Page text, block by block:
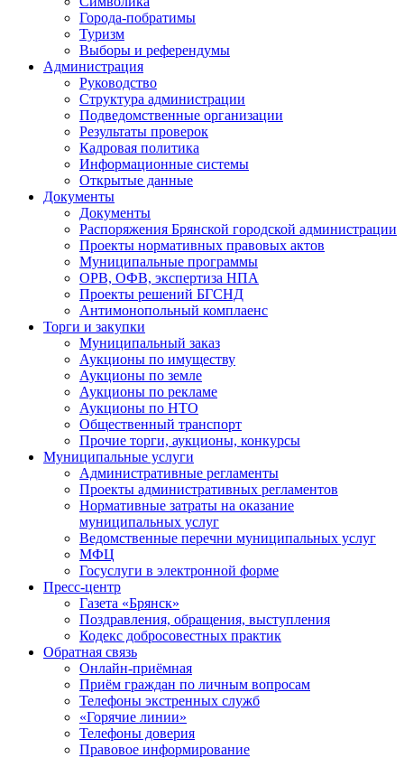
Города-побратимы
Туризм
Выборы и референдумы
Администрация
Руководство
Структура администрации
Подведомственные организации
Результаты проверок
Кадровая политика
Информационные системы
Открытые данные
Документы
Документы
Распоряжения Брянской городской администрации
Проекты нормативных правовых актов
Муниципальные программы
ОРВ, ОФВ, экспертиза НПА
Проекты решений БГСНД
Антимонопольный комплаенс
Торги и закупки
Муниципальный заказ
Аукционы по имуществу
Аукционы по земле
Аукционы по рекламе
Аукционы по НТО
Общественный транспорт
Прочие торги, аукционы, конкурсы
Муниципальные услуги
Административные регламенты
Проекты административных регламентов
Нормативные затраты на оказание
муниципальных услуг
Ведомственные перечни муниципальных услуг
МФЦ
Госуслуги в электронной форме
Пресс-центр
Газета «Брянск»
Поздравления, обращения, выступления
Кодекс добросовестных практик
Обратная связь
Онлайн-приёмная
Приём граждан по личным вопросам
Телефоны экстренных служб
«Горячие линии»
Телефоны доверия
Правовое информирование